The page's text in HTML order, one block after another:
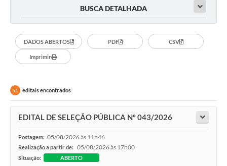
BUSCA DETALHADA
DADOS ABERTOS PDF CSV
Imprimir
51 editais encontrados
EDITAL DE SELEÇÃO PÚBLICA Nº 043/2026
Postagem: 05/08/2026 às 11h46
Realização a partir de: 05/08/2026 às 17h00
Situação: ABERTO